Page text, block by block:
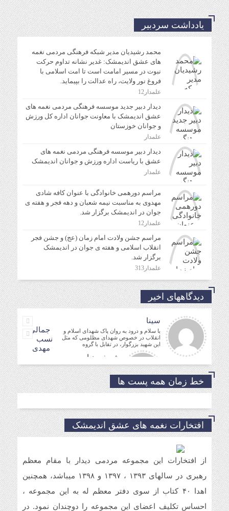
یادداشت سردبیر
محمد رشیدیان مدیر شبکه فرهنگی مردمی نغمه
های عشق اندیمشک: غدیر نشانه تداوم حرکت
نبوت در مسیر امامت است تا امت اسلامی با
فروغ نور ولایت، راه عدالت را بپیماید.
علمدار12
دیدار دبیر جدید موسسه فرهنگی مردمی نغمه های
عشق اندیمشک با معاونت جوانان اداره کل ورزش
و جوانان خوزستان
علمدار
دیدار دبیر موسسه فرهنگی مردمی نغمه های
عشق با ریاست اداره ورزش و جوانان اندیمشک
علمدار
مراسم دورهمی خانوادگی با عنوان کافه شادی
مهدوی به مناسبت نیمه شعبان و دهه فجر و هفته ی
جوان در اندیمشک برگزار شد.
علمدار12
مراسم جشن ولادت امام زمان (عج) و جشن فجر
انقلاب اسلامی و هفته ی جوان در اندیمشک
برگزار شد.
علمدار313
دیدگاههای اخیر
سینا
با سلام و درود به روان پاک شهدای اسلام و
انقلاب در خصوص شهدای مظلومی که مثل
این شهید بزرگوار، در تقابل با گروه
جمالی
نسب
مهدی
شریفی نیا
خداروشکر که جوانانی مثه شما داریم.
مدیر فرهنگی
سلام و ارادت. بله از طریق خط تلفن شما در
حسین
خط زمان همه پست ها
افتخارات نغمه های عشق اندیمشک
از افتخارات این مجموعه مردمی دیدار با مقام معظم
رهبری در سالهای ۱۳۹۳ ، ۱۳۹۷ و ۱۳۹۸ میباشد، همچنین
اهدا ۴۰ کتاب از سوی دفتر معظم له به این مجموعه ،
احساس تکلیف اعضای این مجموعه را دوچندان نمود. در